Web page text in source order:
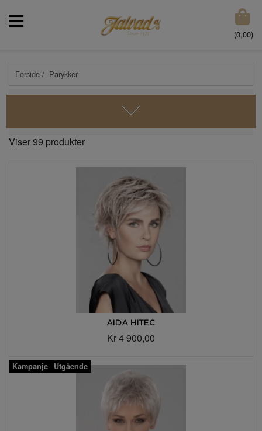
(0,00)
Forside / Parykker
Viser 99 produkter
AIDA HITEC
Kr 4 900,00
Kampanje Utgående